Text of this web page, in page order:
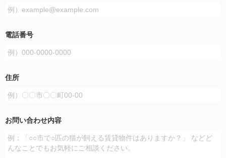
電話番号
住所
お問い合わせ内容